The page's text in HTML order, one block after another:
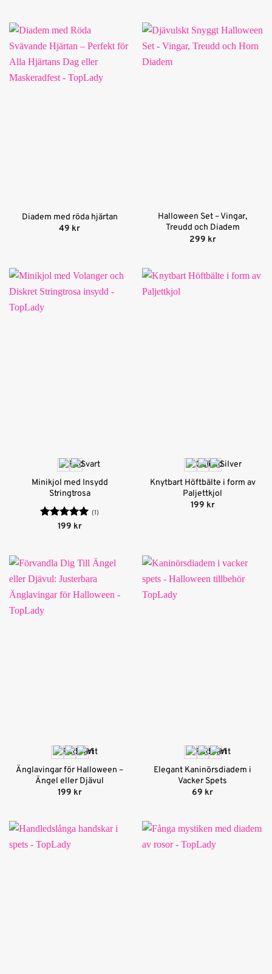
Diadem med röda hjärtan
49 kr
Halloween Set – Vingar,
Treudd och Diadem
299 kr
Minikjol med Insydd
Stringtrosa
Betygsatt5
(1)
199 kr
Knytbart Höftbälte i form av
Paljettkjol
199 kr
Änglavingar för Halloween –
Ängel eller Djävul
199 kr
Elegant Kaninörsdiadem i
Vacker Spets
69 kr